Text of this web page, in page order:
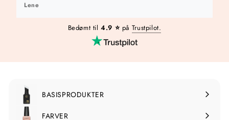
Lene
Bedømt til4.9 ⭐️ på Trustpilot.
BASISPRODUKTER
Udvid
undermenuen
FARVER